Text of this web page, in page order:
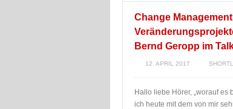
Change
Bernd Geropp im
12. APRIL 2017
Hallo liebe Hörer, „worauf
ich heute mit dem von mir